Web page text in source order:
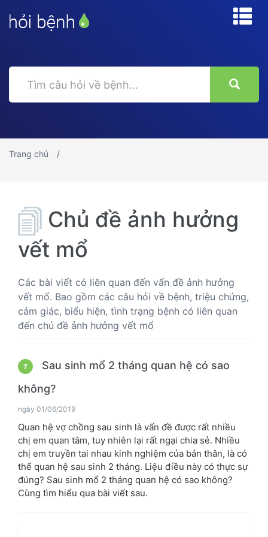
Trang chủ
Chủ đề ảnh hưởng
vết mổ
Các bài viết có liên quan đến vấn đề ảnh hưởng
vết mổ. Bao gồm các câu hỏi về bệnh, triệu chứng,
cảm giác, biểu hiện, tình trạng bệnh có liên quan
đến chủ đề ảnh hưởng vết mổ
?
Sau sinh mổ 2 tháng quan hệ có sao
không?
ngày 01/06/2019
Quan hệ vợ chồng sau sinh là vấn đề được rất nhiều
chị em quan tâm, tuy nhiên lại rất ngại chia sẻ. Nhiều
chị em truyền tai nhau kinh nghiệm của bản thân, là có
thể quan hệ sau sinh 2 tháng. Liệu điều này có thực sự
đúng? Sau sinh mổ 2 tháng quan hệ có sao không?
Cùng tìm hiểu qua bài viết sau.